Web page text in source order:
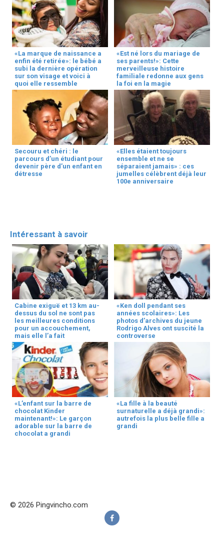
«La marque de naissance a
enfin été retirée»: le bébé a
subi la dernière opération
sur son visage et voici à
quoi elle ressemble
«Est né lors du mariage de
ses parents!»: Cette
merveilleuse histoire
familiale redonne aux gens
la foi en la magie
Secouru et chéri : le
parcours d’un étudiant pour
devenir père d’un enfant en
détresse
«Elles étaient toujours
ensemble et ne se
séparaient jamais» : ces
jumelles célèbrent déjà leur
100e anniversaire
Intéressant à savoir
Cabine exiguë et 13 km au-
dessus du sol ne sont pas
les meilleures conditions
pour un accouchement,
mais elle l’a fait
«Ken doll pendant ses
années scolaires»: Les
photos d’archives du jeune
Rodrigo Alves ont suscité la
controverse
«L’enfant sur la barre de
chocolat Kinder
maintenant!»: Le garçon
adorable sur la barre de
chocolat a grandi
«La fille à la beauté
surnaturelle a déjà grandi»:
autrefois la plus belle fille a
grandi
© 2026 Pingvincho.com